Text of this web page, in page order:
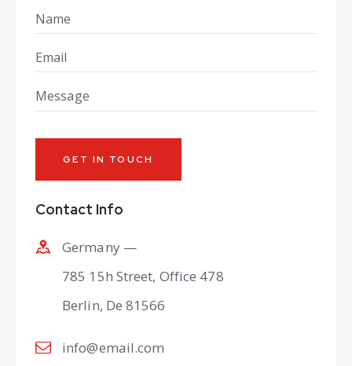
Contact Info
Germany —
785 15h Street, Office 478
Berlin, De 81566
info@email.com